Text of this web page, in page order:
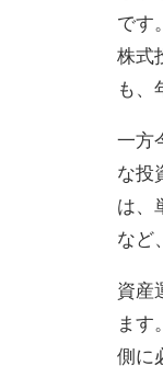
です。
株式
も、
一方
な投
は、
など
資産
ます
側に